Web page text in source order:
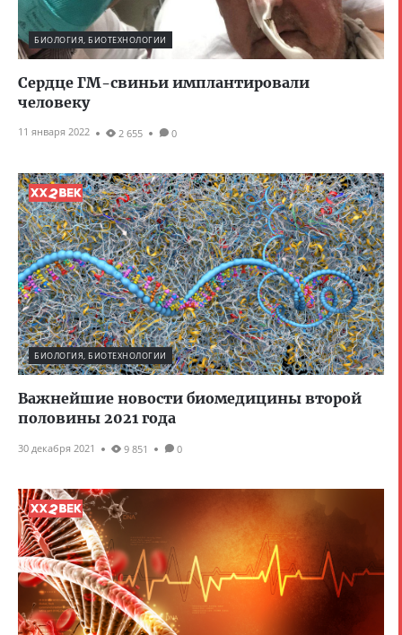
БИОЛОГИЯ, БИОТЕХНОЛОГИИ
Сердце ГМ-свиньи имплантировали
человеку
11 января 2022 2 655 0
БИОЛОГИЯ, БИОТЕХНОЛОГИИ
Важнейшие новости биомедицины второй
половины 2021 года
30 декабря 2021 9 851 0